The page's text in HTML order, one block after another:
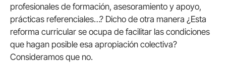
profesionales de formación, asesoramiento y apoyo,
prácticas referenciales…? Dicho de otra manera ¿Esta
reforma curricular se ocupa de facilitar las condiciones
que hagan posible esa apropiación colectiva?
Consideramos que no.